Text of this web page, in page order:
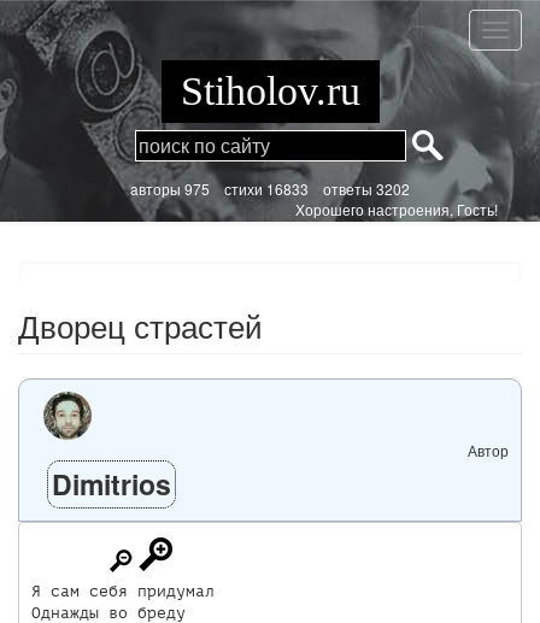
Перейти
к
основному
содержанию
Stiholov.ru
aвторы 975стихи 16833 ответы 3202
Хорошего настроения, Гость!
Дворец страстей
Автор
Dimitrios
Я сам себя придумал
Однажды во бреду